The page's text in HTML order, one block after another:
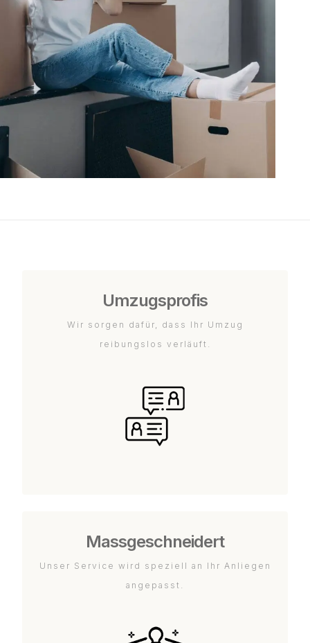
Umzugsprofis
Wir sorgen dafür, dass Ihr Umzug
reibungslos verläuft.
Massgeschneidert
Unser Service wird speziell an Ihr Anliegen
angepasst.